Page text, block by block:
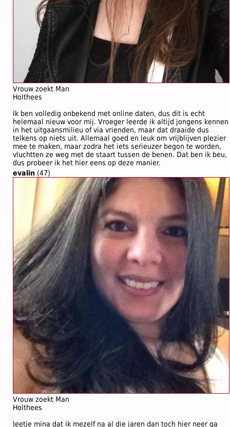
Vrouw zoekt Man
Holthees
Ik ben volledig onbekend met online daten, dus dit is echt
helemaal nieuw voor mij. Vroeger leerde ik altijd jongens kennen
in het uitgaansmilieu of via vrienden, maar dat draaide dus
telkens op niets uit. Allemaal goed en leuk om vrijblijven plezier
mee te maken, maar zodra het iets serieuzer begon te worden,
vluchtten ze weg met de staart tussen de benen. Dat ben ik beu,
dus probeer ik het hier eens op deze manier.
evalin (47)
Vrouw zoekt Man
Holthees
Jeetje mina dat ik mezelf na al die jaren dan toch hier neer ga